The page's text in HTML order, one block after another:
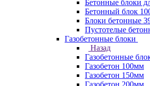
Бетонные блоки
Бетонный блок
Блоки бетонные
Пустотелые
Газобетонные блоки
Назад
Газобетонные
Газобетон 100мм
Газобетон 150мм
Газобетон 200мм